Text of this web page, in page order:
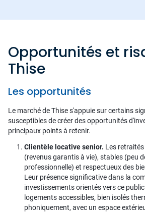
Opportunités et
Thise
Les opportunités
Le marché de Thise s'appuie sur certains
susceptibles de créer des opportunités
principaux points à retenir.
Clientèle locative senior. Les
(revenus garantis à vie), stables (peu
professionnelle) et respectueux des
Leur présence significative dans la
investissements orientés vers ce
logements accessibles, bien isolés
phoniquement, avec un espace